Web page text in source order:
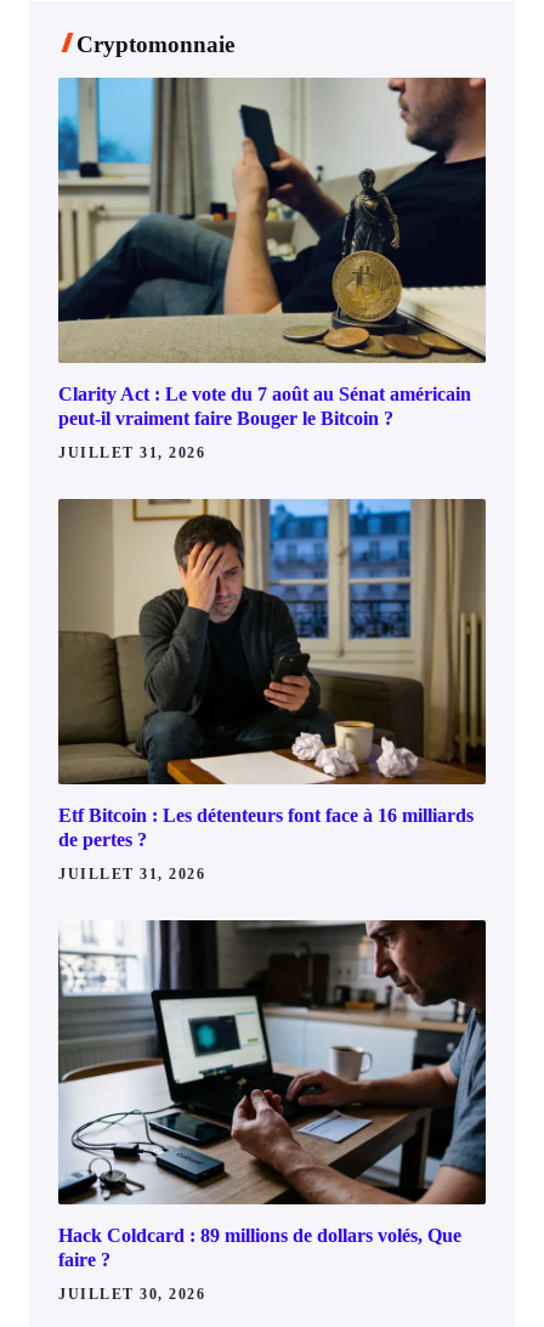
Cryptomonnaie
Clarity Act : Le vote du 7 août au Sénat américain
peut-il vraiment faire Bouger le Bitcoin ?
JUILLET 31, 2026
Etf Bitcoin : Les détenteurs font face à 16 milliards
de pertes ?
JUILLET 31, 2026
Hack Coldcard : 89 millions de dollars volés, Que
faire ?
JUILLET 30, 2026